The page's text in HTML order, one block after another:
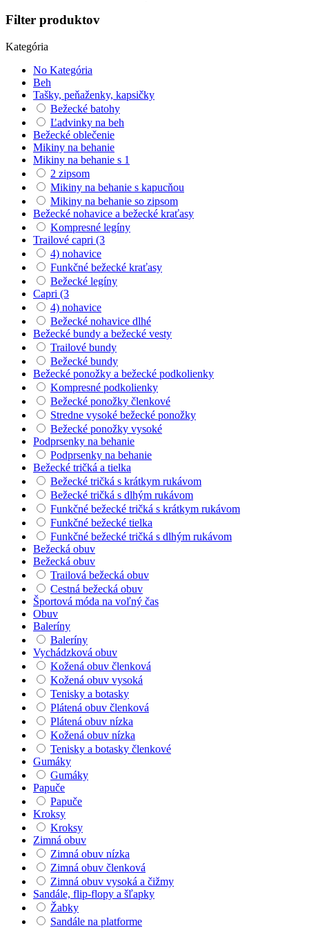
Filter produktov
Kategória
No Kategória
Beh
Tašky, peňaženky, kapsičky
Bežecké batohy
Ľadvinky na beh
Bežecké oblečenie
Mikiny na behanie
Mikiny na behanie s 1
2 zipsom
Mikiny na behanie s kapucňou
Mikiny na behanie so zipsom
Bežecké nohavice a bežecké kraťasy
Kompresné legíny
Trailové capri (3
4) nohavice
Funkčné bežecké kraťasy
Bežecké legíny
Capri (3
4) nohavice
Bežecké nohavice dlhé
Bežecké bundy a bežecké vesty
Trailové bundy
Bežecké bundy
Bežecké ponožky a bežecké podkolienky
Kompresné podkolienky
Bežecké ponožky členkové
Stredne vysoké bežecké ponožky
Bežecké ponožky vysoké
Podprsenky na behanie
Podprsenky na behanie
Bežecké tričká a tielka
Bežecké tričká s krátkym rukávom
Bežecké tričká s dlhým rukávom
Funkčné bežecké tričká s krátkym rukávom
Funkčné bežecké tielka
Funkčné bežecké tričká s dlhým rukávom
Bežecká obuv
Bežecká obuv
Trailová bežecká obuv
Cestná bežecká obuv
Športová móda na voľný čas
Obuv
Baleríny
Baleríny
Vychádzková obuv
Kožená obuv členková
Kožená obuv vysoká
Tenisky a botasky
Plátená obuv členková
Plátená obuv nízka
Kožená obuv nízka
Tenisky a botasky členkové
Gumáky
Gumáky
Papuče
Papuče
Kroksy
Kroksy
Zimná obuv
Zimná obuv nízka
Zimná obuv členková
Zimná obuv vysoká a čižmy
Sandále, flip-flopy a šľapky
Žabky
Sandále na platforme